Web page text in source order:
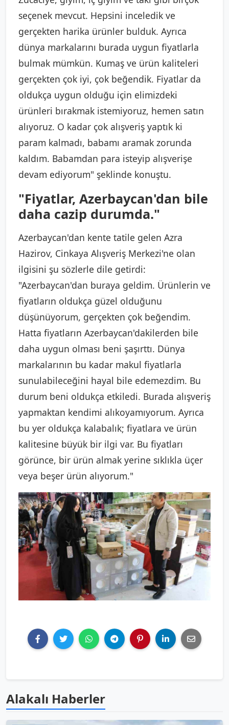
seçenek mevcut. Hepsini inceledik ve
gerçekten harika ürünler bulduk. Ayrıca
dünya markalarını burada uygun fiyatlarla
bulmak mümkün. Kumaş ve ürün kaliteleri
gerçekten çok iyi, çok beğendik. Fiyatlar da
oldukça uygun olduğu için elimizdeki
ürünleri bırakmak istemiyoruz, hemen satın
alıyoruz. O kadar çok alışveriş yaptık ki
param kalmadı, babamı aramak zorunda
kaldım. Babamdan para isteyip alışverişe
devam ediyorum" şeklinde konuştu.
"Fiyatlar, Azerbaycan'dan bile
daha cazip durumda."
Azerbaycan'dan kente tatile gelen Azra
Hazirov, Cinkaya Alışveriş Merkezi'ne olan
ilgisini şu sözlerle dile getirdi:
"Azerbaycan'dan buraya geldim. Ürünlerin ve
fiyatların oldukça güzel olduğunu
düşünüyorum, gerçekten çok beğendim.
Hatta fiyatların Azerbaycan'dakilerden bile
daha uygun olması beni şaşırttı. Dünya
markalarının bu kadar makul fiyatlarla
sunulabileceğini hayal bile edemezdim. Bu
durum beni oldukça etkiledi. Burada alışveriş
yapmaktan kendimi alıkoyamıyorum. Ayrıca
bu yer oldukça kalabalık; fiyatlara ve ürün
kalitesine büyük bir ilgi var. Bu fiyatları
görünce, bir ürün almak yerine sıklıkla üçer
veya beşer ürün alıyorum."
Alakalı Haberler